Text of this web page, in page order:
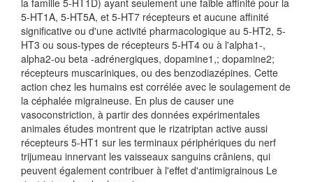
la famille 5-HT1D) ayant seulement une faible affinité pour la
5-HT1A, 5-HT5A, et 5-HT7 récepteurs et aucune affinité
significative ou d'une activité pharmacologique au 5-HT2, 5-
HT3 ou sous-types de récepteurs 5-HT4 ou à l'alpha1-,
alpha2-ou beta -adrénergiques, dopamine1,; dopamine2;
récepteurs muscariniques, ou des benzodiazépines. Cette
action chez les humains est corrélée avec le soulagement de
la céphalée migraineuse. En plus de causer une
vasoconstriction, à partir des données expérimentales
animales études montrent que le rizatriptan active aussi
récepteurs 5-HT1 sur les terminaux périphériques du nerf
trijumeau innervant les vaisseaux sanguins crâniens, qui
peuvent également contribuer à l'effet d'antimigrainous Le